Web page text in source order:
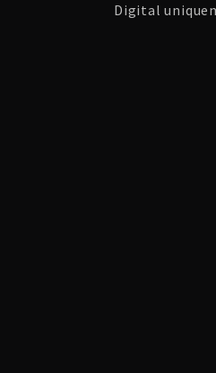
Digital